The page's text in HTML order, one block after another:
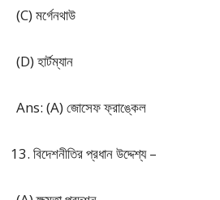
(C) মর্গেনথাউ
(D) হার্টম্যান
Ans: (A) জোসেফ ফ্রাঙ্কেল
বিদেশনীতির প্রধান উদ্দেশ্য –